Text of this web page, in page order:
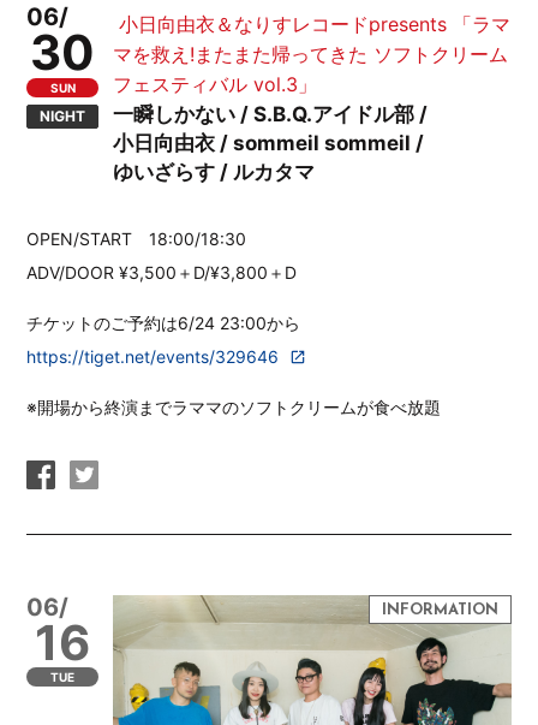
06/
30
SUN
NIGHT
小日向由衣＆なりすレコードpresents 「ラマ
マを救え!またまた帰ってきた ソフトクリーム
フェスティバル vol.3」
一瞬しかない / S.B.Q.アイドル部 /
小日向由衣 / sommeil sommeil /
ゆいざらす / ルカタマ
OPEN/START 18:00/18:30
ADV/DOOR ¥3,500＋D/¥3,800＋D
チケットのご予約は6/24 23:00から
https://tiget.net/events/329646
※開場から終演までラママのソフトクリームが食べ放題
06/
16
TUE